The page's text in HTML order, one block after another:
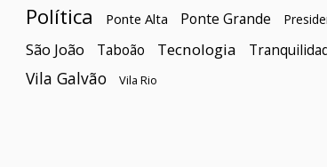
Política Ponte Alta Ponte Grande
São João Taboão Tecnologia
Vila Galvão Vila Rio